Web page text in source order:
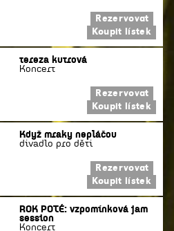
Rezervovat
Koupit lístek
tereza kutrová
Koncert
Rezervovat
Koupit lístek
Když mraky nepláčou
divadlo pro děti
Rezervovat
Koupit lístek
ROK POTÉ: vzpomínková jam
session
Koncert